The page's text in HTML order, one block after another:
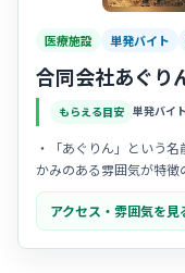
医療施設 単発バイト
合同会社あぐり
もらえる目安 単発バイト
・「あぐりん」という名
かみのある雰囲気が特徴
・利用者様お一人おひ
穏やかな時間 が流れてい
・スタッフ同士の距離
アクセス・雰囲気を見